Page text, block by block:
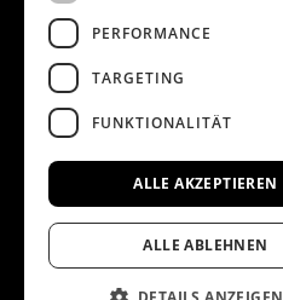
Impressum
Datenschutz
PERFORMANCE
TARGETING
FUNKTIONALITÄT
ALLE AKZEPTIEREN
ALLE ABLEHNEN